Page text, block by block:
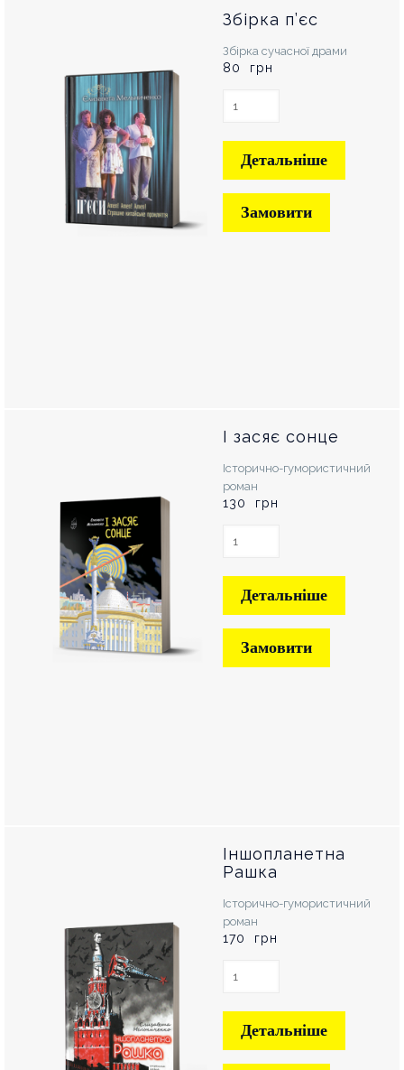
Збірка п’єс
Збірка сучасної драми
80 грн
Детальніше
Замовити
І засяє сонце
Історично-гумористичний
роман
130 грн
Детальніше
Замовити
Іншопланетна
Рашка
Історично-гумористичний
роман
170 грн
Детальніше